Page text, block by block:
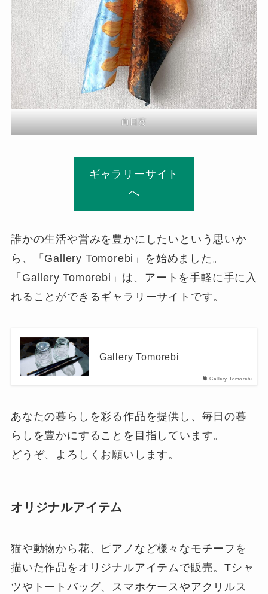
向日葵
ギャラリーサイト
へ
誰かの生活や営みを豊かにしたいという思いか
ら、「Gallery Tomorebi」を始めました。
「Gallery Tomorebi」は、アートを手軽に手に入
れることができるギャラリーサイトです。
Gallery Tomorebi
Gallery Tomorebi
あなたの暮らしを彩る作品を提供し、毎日の暮
らしを豊かにすることを目指しています。
どうぞ、よろしくお願いします。
オリジナルアイテム
猫や動物から花、ピアノなど様々なモチーフを
描いた作品をオリジナルアイテムで販売。Tシャ
ツやトートバッグ、スマホケースやアクリルス